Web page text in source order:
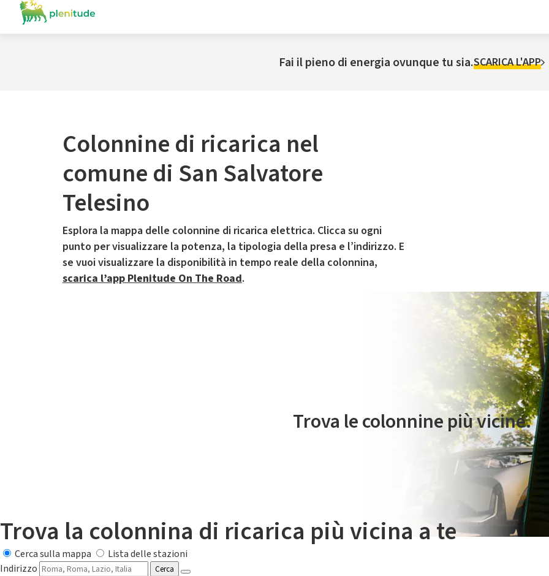
Fai il pieno di energia ovunque tu sia.SCARICA L'APP
Colonnine di ricarica nel
comune di San Salvatore
Telesino
Esplora la mappa delle colonnine di ricarica elettrica. Clicca su ogni
punto per visualizzare la potenza, la tipologia della presa e l’indirizzo. E
se vuoi visualizzare la disponibilità in tempo reale della colonnina,
scarica l’app Plenitude On The Road.
Il servizio di mobilità elettrica è gestito da Plenitude On The Road
Trova le colonnine più vicine.
Trova la colonnina di ricarica più vicina a te
Cerca sulla mappa
Lista delle stazioni
Indirizzo
Cerca